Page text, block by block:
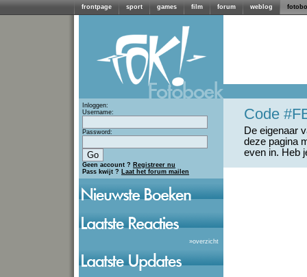
frontpage sport games film forum weblog
Inloggen:
Username:
Password:
Geen account ? Registreer nu
Pass kwijt ? Laat het forum mailen
»overzicht
Code
De eigenaar
deze pagina
even in. Heb